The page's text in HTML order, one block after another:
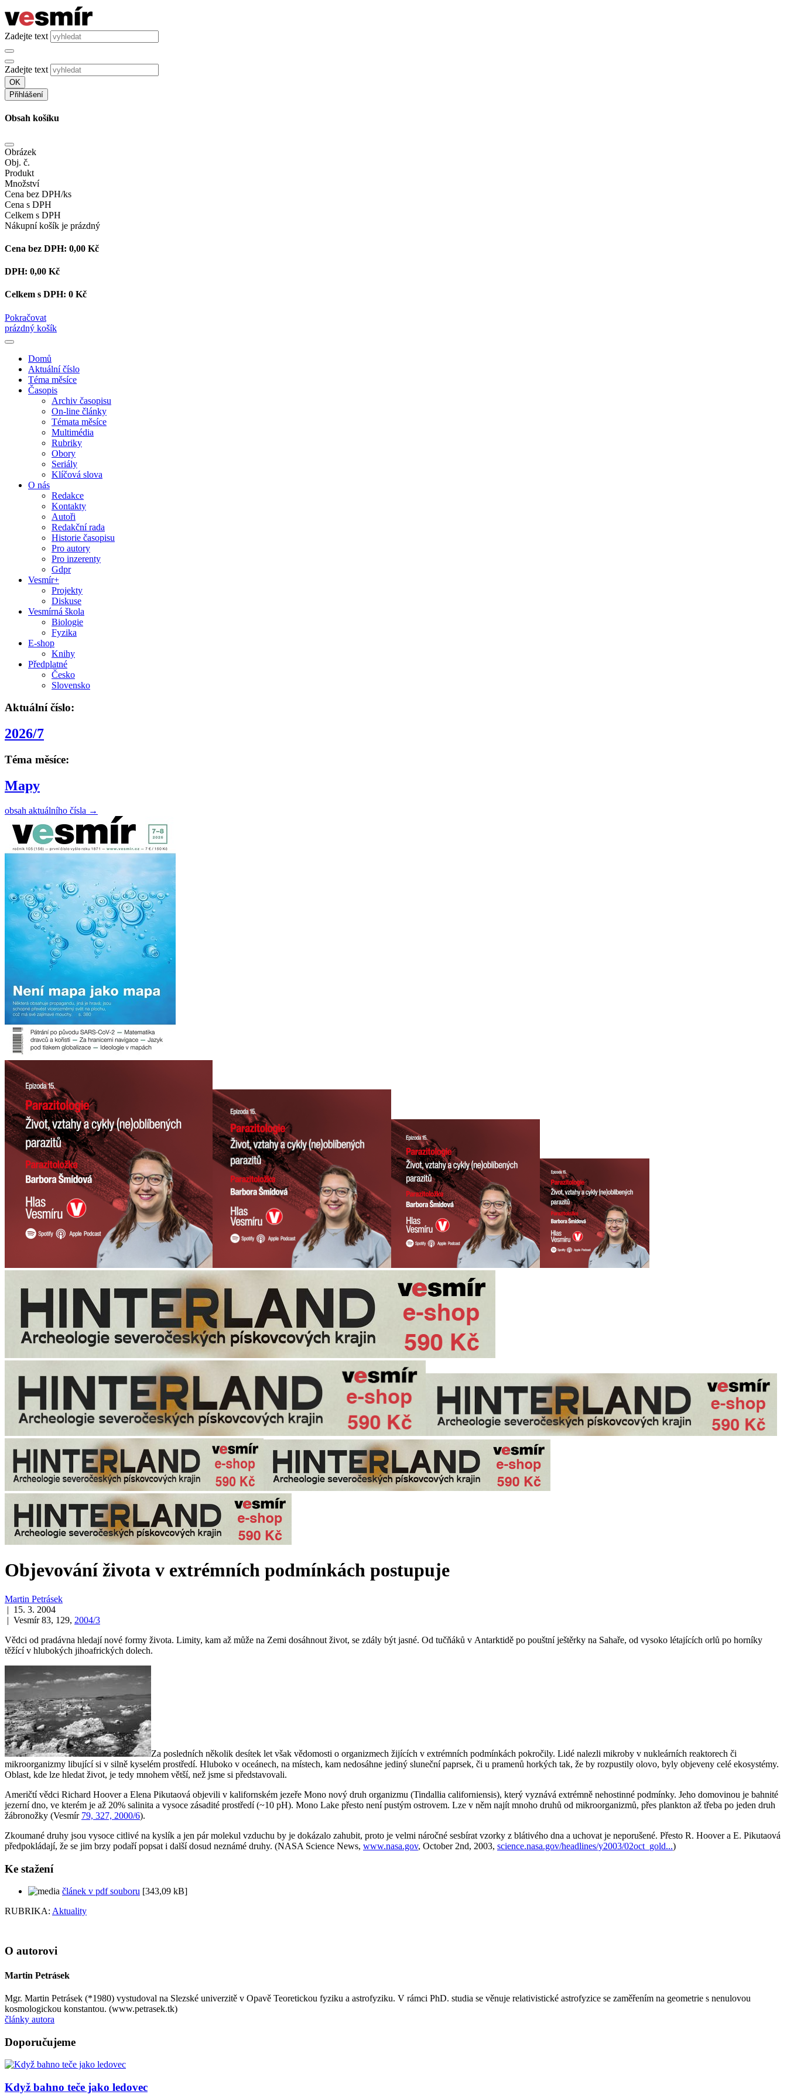
Zadejte text
Zadejte text
OK
Přihlášení
Obsah košíku
Obrázek
Obj. č.
Produkt
Množství
Cena bez DPH/ks
Cena s DPH
Celkem s DPH
Nákupní košík je prázdný
Cena bez DPH: 0,00 Kč
DPH: 0,00 Kč
Celkem s DPH: 0 Kč
Pokračovat
prázdný košík
Domů
Aktuální číslo
Téma měsíce
Časopis
Archiv časopisu
On-line články
Témata měsíce
Multimédia
Rubriky
Obory
Seriály
Klíčová slova
O nás
Redakce
Kontakty
Autoři
Redakční rada
Historie časopisu
Pro autory
Pro inzerenty
Gdpr
Vesmír+
Projekty
Diskuse
Vesmírná škola
Biologie
Fyzika
E-shop
Knihy
Předplatné
Česko
Slovensko
Aktuální číslo:
2026/7
Téma měsíce:
Mapy
obsah aktuálního čísla →
Objevování života v extrémních podmínkách postupuje
Martin Petrásek
| 15. 3. 2004
| Vesmír 83, 129, 2004/3
Vědci od pradávna hledají nové formy života. Limity, kam až může na Zemi dosáhnout život, se zdály být jasné. Od tučňáků v Antarktidě po pouštní ještěrky na Sahaře, od vysoko létajících orlů po horníky
těžící v hlubokých jihoafrických dolech.
Za posledních několik desítek let však vědomosti o organizmech žijících v extrémních podmínkách pokročily. Lidé nalezli mikroby v nukleárních reaktorech či
mikroorganizmy libující si v silně kyselém prostředí. Hluboko v oceánech, na místech, kam nedosáhne jediný sluneční paprsek, či u pramenů horkých tak, že by rozpustily olovo, byly objeveny celé ekosystémy.
Oblast, kde lze hledat život, je tedy mnohem větší, než jsme si představovali.
Američtí vědci Richard Hoover a Elena Pikutaová objevili v kalifornském jezeře Mono nový druh organizmu (Tindallia californiensis), který vyznává extrémně nehostinné podmínky. Jeho domovinou je bahnité
jezerní dno, ve kterém je až 20% salinita a vysoce zásadité prostředí (~10 pH). Mono Lake přesto není pustým ostrovem. Lze v něm najít mnoho druhů od mikroorganizmů, přes plankton až třeba po jeden druh
žábronožky (Vesmír 79, 327, 2000/6).
Zkoumané druhy jsou vysoce citlivé na kyslík a jen pár molekul vzduchu by je dokázalo zahubit, proto je velmi náročné sesbírat vzorky z blátivého dna a uchovat je neporušené. Přesto R. Hoover a E. Pikutaová
předpokládají, že se jim brzy podaří popsat i další dosud neznámé druhy. (NASA Science News, www.nasa.gov, October 2nd, 2003, science.nasa.gov/headlines/y2003/02oct_gold...)
Ke stažení
článek v pdf souboru [343,09 kB]
RUBRIKA: Aktuality
O autorovi
Martin Petrásek
Mgr. Martin Petrásek (*1980) vystudoval na Slezské univerzitě v Opavě Teoretickou fyziku a astrofyziku. V rámci PhD. studia se věnuje relativistické astrofyzice se zaměřením na geometrie s nenulovou
kosmologickou konstantou. (www.petrasek.tk)
články autora
Doporučujeme
Když bahno teče jako ledovec